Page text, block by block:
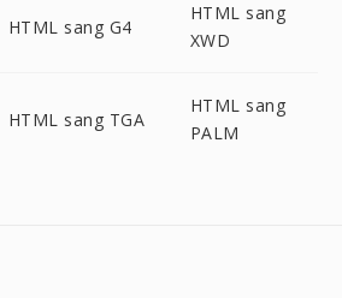
HTML sang G4
HTML sang
XWD
HTML sang TGA
HTML sang
PALM